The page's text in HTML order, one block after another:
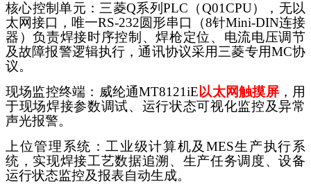
核心控制单元：三菱Q系列PLC（Q01CPU），无以
太网接口，唯一RS-232圆形串口（8针Mini-DIN连接
器）负责焊接时序控制、焊枪定位、电流电压调节
及故障报警逻辑执行，通讯协议采用三菱专用MC协
议。
现场监控终端：威纶通MT8121iE 以太网触摸屏，用
于现场焊接参数调试、运行状态可视化监控及异常
声光报警。
上位管理系统：工业级计算机及 MES生产执行系
统，实现焊接工艺数据追溯、生产任务调度、设备
运行状态监控及报表自动生成。